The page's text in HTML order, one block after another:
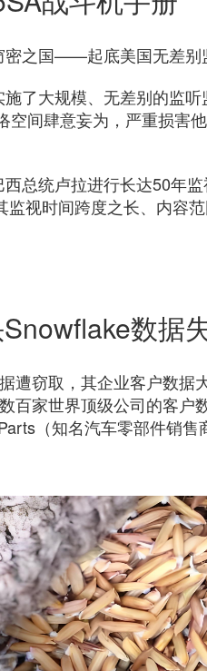
密之国——起底美国无差别
了大规模、无差别的监
空间肆意妄为，严重损害
总统卢拉进行长达50年
监视时间跨度之长、内容
数据
遭窃取，其企业客户数
百家世界顶级公司的客户
（知名汽车零部件销